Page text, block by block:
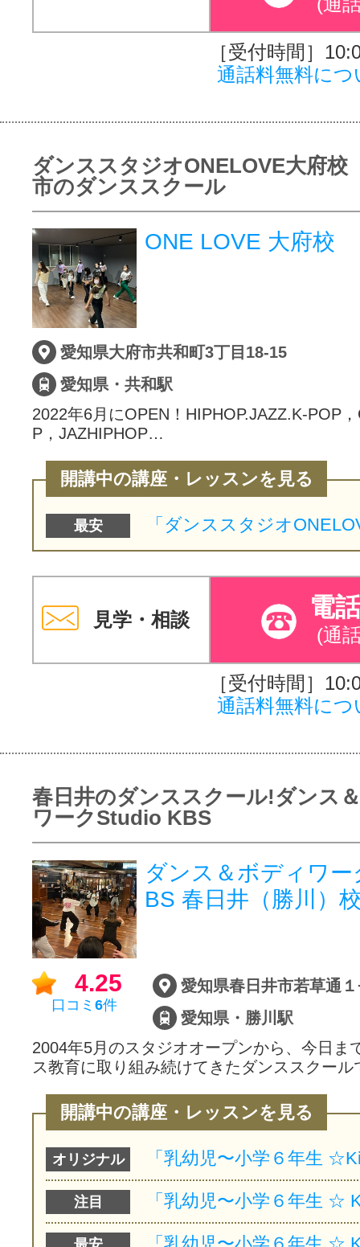
［受付時間］
通話料無料につ
ダンススタジオONELOVE大府
市のダンススクール
ONE LOVE 大府校
愛知県大府市共和町3丁目18-15
愛知県・共和駅
2022年6月にOPEN！HIPHOP.JAZZ.K-POP
P，JAZHIPHOP…
開講中の講座・レッスンを見る
最安
見学・相談 電
(通
［受付時間］
通話料無料につ
春日井のダンススクール!ダンス
ワークStudio KBS
ダンス＆ボディワ
BS 春日井（勝川）
4.25
口コミ 6件
愛知県・勝川駅
2004年5月のスタジオオープンから、今日ま
ス教育に取り組み続けてきたダンススクー
開講中の講座・レッスンを見る
オリジナル
注目